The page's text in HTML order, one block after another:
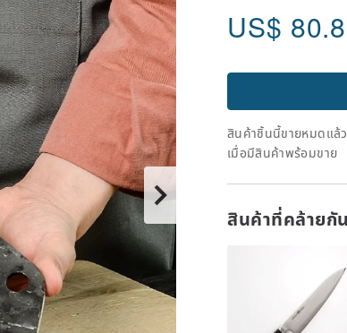
US$
สินค้าชิ้นนี้ขายหมดแล้
เมื่อมีสินค้าพร้อมขาย
สินค้าที่คล้ายกัน